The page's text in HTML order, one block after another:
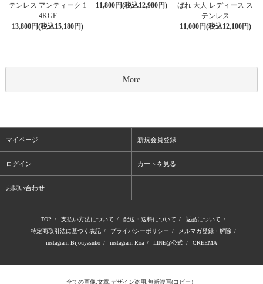
テンレス アンティーク 1
4KGF
13,800円(税込15,180円)
11,800円(税込12,980円)
ばれ 大人 レディース ス
テンレス
11,000円(税込12,100円)
More
マイページ 新規会員登録
ログイン カートを見る
お問い合わせ
TOP / 支払い方法について / 配送・送料について / 返品について /
特定商取引法に基づく表記 / プライバシーポリシー / メルマガ登録・解除 /
instagram Bijouyasuko / instagram Roa / LINE@公式 / CREEMA
全ての画像,文章,デザイン盗用,無断複写(コピー）